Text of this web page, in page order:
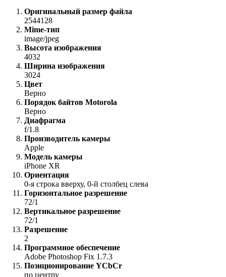
Оригинальный размер файла
2544128
Mime-тип
image/jpeg
Высота изображения
4032
Ширина изображения
3024
Цвет
Верно
Порядок байтов Motorola
Верно
Диафрагма
f/1.8
Производитель камеры
Apple
Модель камеры
iPhone XR
Ориентация
0-я строка вверху, 0-й столбец слева
Горизонтальное разрешение
72/1
Вертикальное разрешение
72/1
Разрешение
2
Программное обеспечение
Adobe Photoshop Fix 1.7.3
Позиционирование YCbCr
по центру